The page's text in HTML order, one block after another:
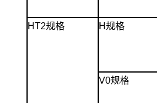
HT2规格
H规格
V0规格